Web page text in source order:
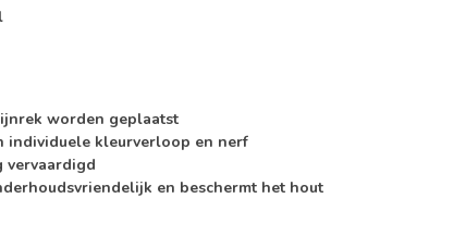
worden geplaatst
individuele kleurverloop en nerf
vervaardigd
en beschermt het hout